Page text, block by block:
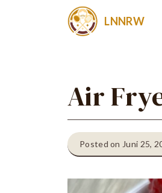
LNNRW
Air
Posted on Juni 25,